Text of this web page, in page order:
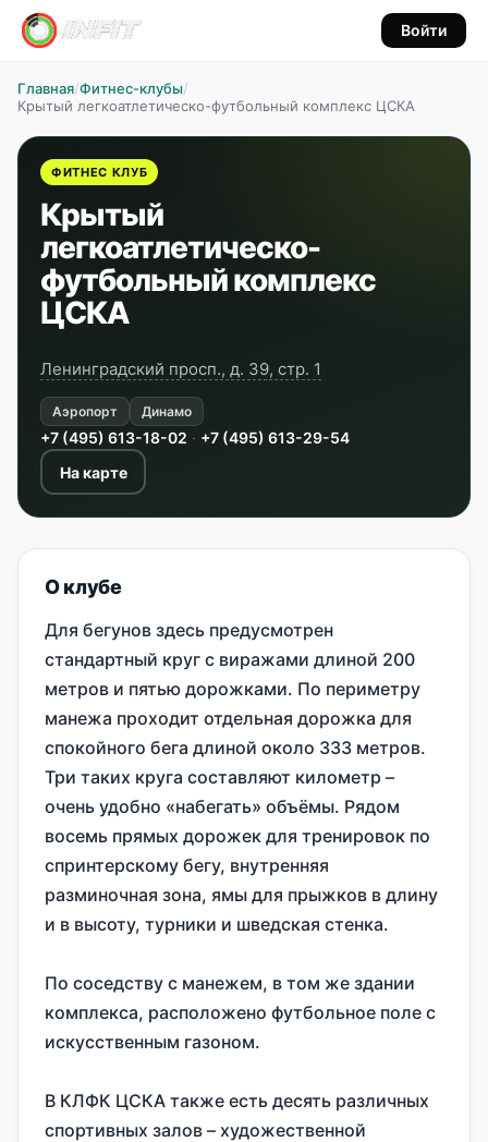
Войти
Главная/Фитнес-клубы/
Крытый легкоатлетическо-футбольный комплекс ЦСКА
ФИТНЕС КЛУБ
Крытый
легкоатлетическо-
футбольный комплекс
ЦСКА
Ленинградский просп., д. 39, стр. 1
Аэропорт Динамо
+7 (495) 613-18-02 · +7 (495) 613-29-54
На карте
О клубе
Для бегунов здесь предусмотрен
стандартный круг с виражами длиной 200
метров и пятью дорожками. По периметру
манежа проходит отдельная дорожка для
спокойного бега длиной около 333 метров.
Три таких круга составляют километр –
очень удобно «набегать» объёмы. Рядом
восемь прямых дорожек для тренировок по
спринтерскому бегу, внутренняя
разминочная зона, ямы для прыжков в длину
и в высоту, турники и шведская стенка.
По соседству с манежем, в том же здании
комплекса, расположено футбольное поле с
искусственным газоном.
В КЛФК ЦСКА также есть десять различных
спортивных залов – художественной